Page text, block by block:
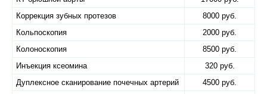
Коррекция зубных протезов
8000 руб.
Кольпоскопия
2000 руб.
Колоноскопия
8500 руб.
Инъекция ксеомина
320 руб.
Дуплексное сканирование почечных артерий
4500 руб.